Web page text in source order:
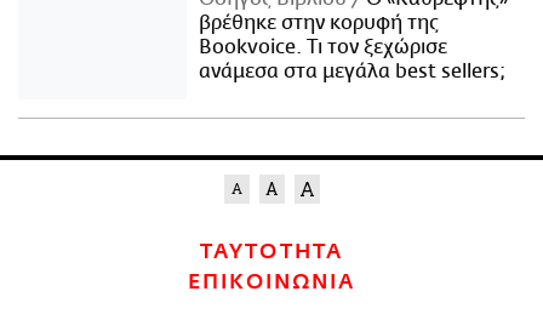
βρέθηκε στην κορυφή της
Bookvoice. Τι τον ξεχώρισε
ανάμεσα στα μεγάλα best sellers;
ΤΑΥΤΟΤΗΤΑ
ΕΠΙΚΟΙΝΩΝΙΑ